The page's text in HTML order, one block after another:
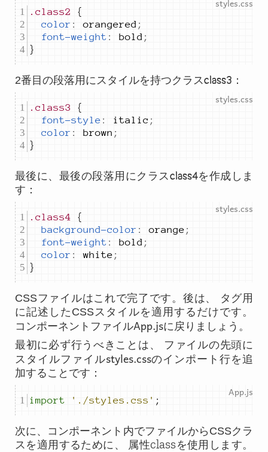
.class2
color : orangered ;
font-weight : bold ;
}
2番目の段落用にスタイルを持つクラスclass3 ：
.class3
font-style : italic ;
color : brown ;
}
最後に、最後の段落用にクラスclass4を作成しま
す：
.class4
background-color : orange ;
font-weight : bold ;
color : white ;
CSSファイルはこれで完了です。後は、 タグ用
に記述したCSSスタイルを適用するだけです。
コンポーネントファイルApp.jsに戻りましょう。
最初に必ず行うべきことは、 ファイルの先頭に
スタイルファイルstyles.cssのインポート行を追
加することです：
import './styles.css' ;
次に、コンポーネント内でファイルからCSSクラ
スを適用するために、 属性class を使用します。